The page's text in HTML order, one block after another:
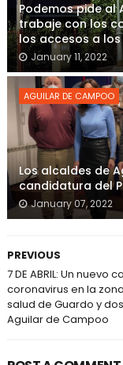
Podemos pide al
trabaje con los
los accesos a
January 11, 2022
AGUILAR DE CAMPOO
Los alcaldes de
candidatura del
January 07, 2022
PREVIOUS
7 DE ABRIL: Un nuevo
coronavirus en la
salud de Guardo y
Aguilar de Campoo